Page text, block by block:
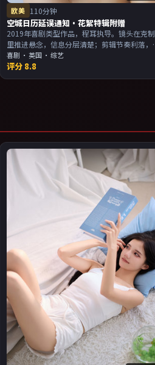
欧美 110分钟
空城日历延误通知·花絮特辑附赠
2019年喜剧类型作品，程耳执导。镜头在克制
里推进悬念，信息分层清楚；剪辑节奏利落，
观感顺滑。主演以演技派为主，适合喜欢强叙
事与人物关系的观众加入片单。
喜剧 ·英国 · 综艺
评分 8.8